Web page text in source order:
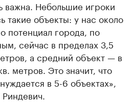
важна. Небольшие игроки
такие объекты: у нас около
потенциал города, по
сейчас в пределах 3,5
а средний объект — в
метров. Это значит, что
в 5-6 объектах»,